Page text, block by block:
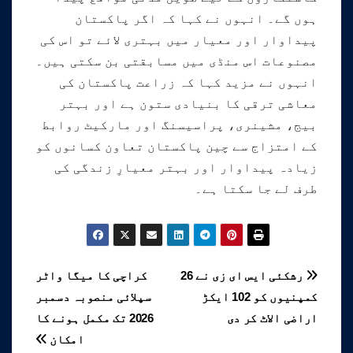
ہوں گے۔ انہوں نے کہا کہ اگر پاکستان
پیداوار اور معیار میں بہتری لائے تو اس کی
مصنوعات اس منڈی میں مسابقتی بن سکتی ہیں۔
انہوں نے مزید کہا کہ زراعت پاکستان کی
معاشی ترقی کا بنیادی ستون ہے اور بہتر
بیج، مشینری، پراسیسنگ اور مارکیٹ روابط
کے امتزاج سے چین پاکستان تعاون کسانوں کو
زیادہ پیداوار اور بہتر معیارِ زندگی کی
طرف لے جا سکتا ہے۔
پوسٹوں
کی
کراچی کا میگا واٹر
سپلائی منصوبہ دسمبر
2026 تک مکمل ہونے کا
امکان
رشکئی ایس ای زی نے 26
کمپنیوں کو 102 ایکڑ
اراضی الاٹ کر دی